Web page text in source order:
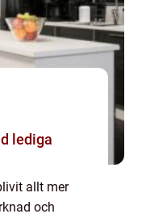
lediga
allt mer
och